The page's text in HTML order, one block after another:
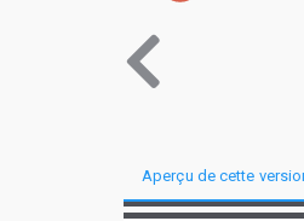
Aperçu de cette